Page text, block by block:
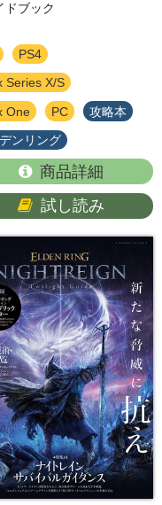
ドブック
PS4
Series X/S
One PC 攻略本
ンリング
商品詳細
試し読み